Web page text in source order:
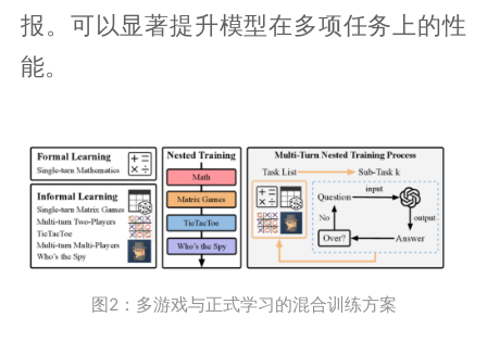
报。可以显著提升模型在多项任务上的性
能。
图2：多游戏与正式学习的混合训练方案